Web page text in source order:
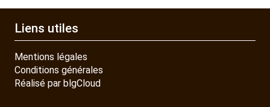
Liens utiles
Mentions légales
Conditions générales
Réalisé par blgCloud